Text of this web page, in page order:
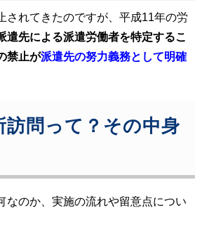
されてきたのですが、平成11年の労
遣先による派遣労働者を特定するこ
禁止が派遣先の努力義務として明確
訪問って？その中身
なのか、実施の流れや留意点につい